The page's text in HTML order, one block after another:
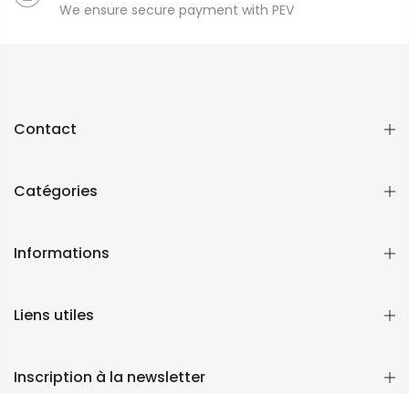
We ensure secure payment with PEV
Contact
Catégories
Informations
Liens utiles
Inscription à la newsletter